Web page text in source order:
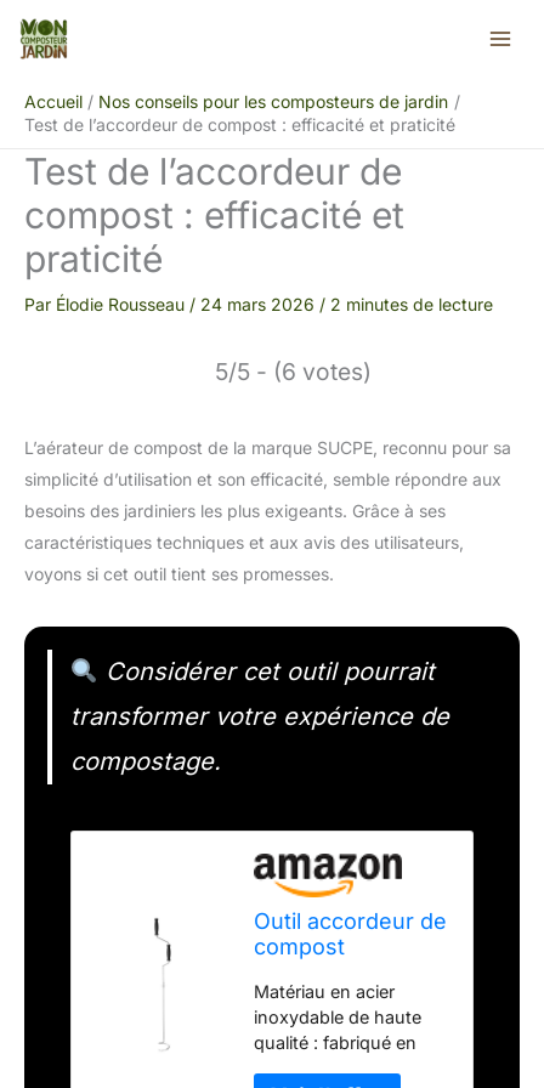
Aller
Accueil
Nos conseils pour les composteurs de jardin
Test de l’accordeur de compost : efficacité et praticité
Test de l’accordeur de
compost : efficacité et
praticité
Par Élodie Rousseau / 24 mars 2026 / 2 minutes de lecture
5/5 - (6 votes)
L’aérateur de compost de la marque SUCPE, reconnu pour sa
simplicité d’utilisation et son efficacité, semble répondre aux
besoins des jardiniers les plus exigeants. Grâce à ses
caractéristiques techniques et aux avis des utilisateurs,
voyons si cet outil tient ses promesses.
Considérer cet outil pourrait
transformer votre expérience de
compostage.
Outil accordeur de
compost
Matériau en acier
inoxydable de haute
qualité : fabriqué en
Rechercher